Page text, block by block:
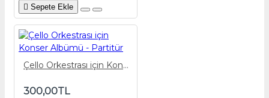
Sepete Ekle
Çello Orkestrası için Konser Albümü - Partitür
300,00TL